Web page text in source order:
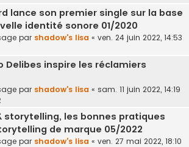
lance son premier single sur la base
identité sonore 01/2020
par shadow's lisa « ven. 24 juin 2022, 14:53
Delibes inspire les réclamiers
par shadow's lisa « sam. 11 juin 2022, 14:19
storytelling, les bonnes pratiques
de marque 05/2022
par shadow's lisa « ven. 27 mai 2022, 18:10